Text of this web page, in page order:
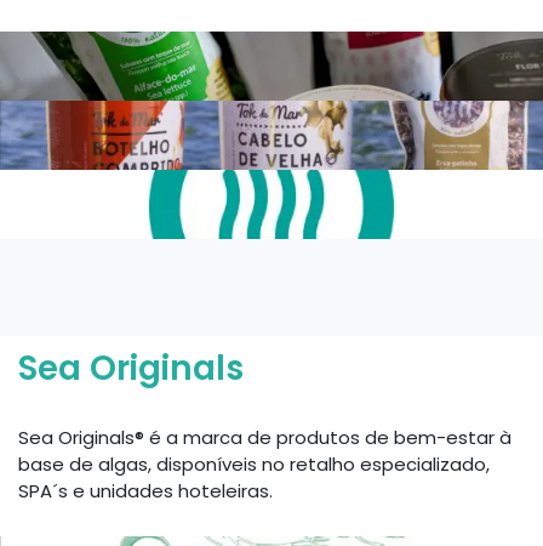
Sea Originals
Sea Originals® é a marca de produtos de bem-estar à
base de algas, disponíveis no retalho especializado,
SPA´s e unidades hoteleiras.